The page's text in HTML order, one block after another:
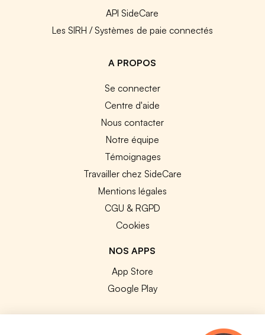
API SideCare
Les SIRH / Systèmes de paie connectés
A PROPOS
Se connecter
Centre d'aide
Nous contacter
Notre équipe
Témoignages
Travailler chez SideCare
Mentions légales
CGU & RGPD
Cookies
NOS APPS
App Store
Google Play